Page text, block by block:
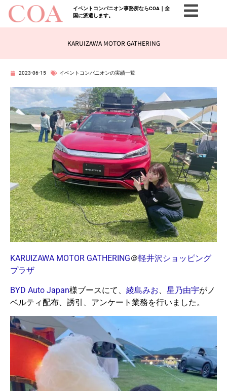
イベントコンパニオン事務所ならCOA｜全
国に派遣します。
KARUIZAWA MOTOR GATHERING
2023-06-15 イベントコンパニオンの実績一覧
KARUIZAWA MOTOR GATHERING＠軽井沢ショッピング
プラザ
BYD Auto Japan様ブースにて、 綾島みお 星乃由宇がノ
ベルティ配布、誘引、アンケート業務を行いました。